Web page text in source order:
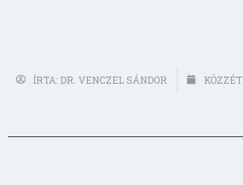
ÍRTA: DR. VENCZEL SÁNDOR